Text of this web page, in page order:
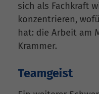
sich als Fachkraft
konzentrieren,
hat: die Arbeit am
Krammer.
Teamgeist